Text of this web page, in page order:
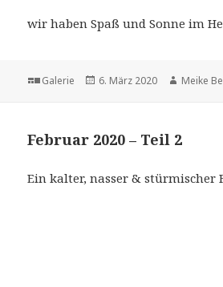
wir haben Spaß und Sonne im
Format
Galerie
Veröffentlicht
6. März 2020 Autor
Meike
Februar 2020 – Teil 2
Ein kalter, nasser & stürmischer